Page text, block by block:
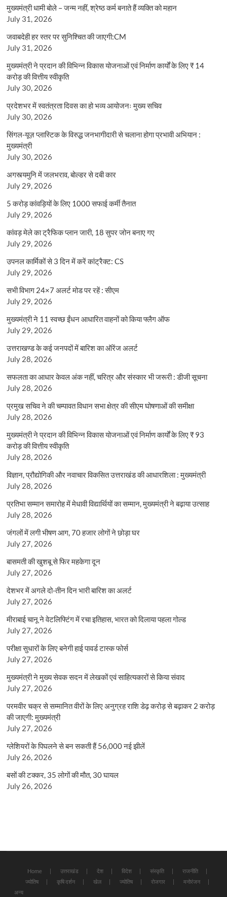
मुख्यमंत्री धामी बोले – जन्म नहीं, श्रेष्ठ कर्म बनाते हैं व्यक्ति को महान
July 31, 2026
जवाबदेही हर स्तर पर सुनिश्चित की जाएगी:CM
July 31, 2026
मुख्यमंत्री ने प्रदान की विभिन्न विकास योजनाओं एवं निर्माण कार्यों के लिए ₹ 14
करोड़ की वित्तीय स्वीकृति
July 30, 2026
प्रदेशभर में स्वतंत्रता दिवस का हो भव्य आयोजनः मुख्य सचिव
July 30, 2026
सिंगल-यूज़ प्लास्टिक के विरुद्ध जनभागीदारी से चलाना होगा प्रभावी अभियान :
मुख्यमंत्री
July 30, 2026
अगस्त्यमुनि में जलभराव, बोल्डर से दबी कार
July 29, 2026
5 करोड़ कांवड़ियों के लिए 1000 सफाई कर्मी तैनात
July 29, 2026
कांवड़ मेले का ट्रैफिक प्लान जारी, 18 सुपर जोन बनाए गए
July 29, 2026
उपनल कार्मिकों से 3 दिन में करें कांट्रैक्ट: CS
July 29, 2026
सभी विभाग 24×7 अलर्ट मोड पर रहें : सीएम
July 29, 2026
मुख्यमंत्री ने 11 स्वच्छ ईंधन आधारित वाहनों को किया फ्लैग ऑफ
July 29, 2026
उत्तराखण्ड के कई जनपदों में बारिश का ऑरेंज अलर्ट
July 28, 2026
सफलता का आधार केवल अंक नहीं, चरित्र और संस्कार भी जरूरी : डीजी सूचना
July 28, 2026
प्रमुख सचिव ने की चम्पावत विधान सभा क्षेत्र की सीएम घोषणाओं की समीक्षा
July 28, 2026
मुख्यमंत्री ने प्रदान की विभिन्न विकास योजनाओं एवं निर्माण कार्यों के लिए ₹ 93
करोड़ की वित्तीय स्वीकृति
July 28, 2026
विज्ञान, प्रौद्योगिकी और नवाचार विकसित उत्तराखंड की आधारशिला : मुख्यमंत्री
July 28, 2026
प्रतिभा सम्मान समारोह में मेधावी विद्यार्थियों का सम्मान, मुख्यमंत्री ने बढ़ाया उत्साह
July 28, 2026
जंगलों में लगी भीषण आग, 70 हजार लोगों ने छोड़ा घर
July 27, 2026
बासमती की खुशबू से फिर महकेगा दून
July 27, 2026
देशभर में अगले दो-तीन दिन भारी बारिश का अलर्ट
July 27, 2026
मीराबाई चानू ने वेटलिफ्टिंग में रचा इतिहास, भारत को दिलाया पहला गोल्ड
July 27, 2026
परीक्षा सुधारों के लिए बनेगी हाई पावर्ड टास्क फोर्स
July 27, 2026
मुख्यमंत्री ने मुख्य सेवक सदन में लेखकों एवं साहित्यकारों से किया संवाद
July 27, 2026
परमवीर चक्र से सम्मानित वीरों के लिए अनुग्रह राशि डेढ़ करोड़ से बढ़ाकर 2 करोड़
की जाएगी: मुख्यमंत्री
July 27, 2026
ग्लेशियरों के पिघलने से बन सकती हैं 56,000 नई झीलें
July 26, 2026
बसों की टक्कर, 35 लोगों की मौत, 30 घायल
July 26, 2026
Home उत्तराखंड देश विदेश संस्कृति
राजनीति
ज्योतिष
कृषि दर्शन खेल ज्योतिष रोजगार
मनोरंजन
अन्य